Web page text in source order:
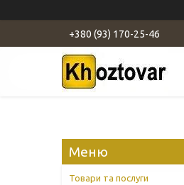
+380 (93) 170-25-46
Товари та послуги